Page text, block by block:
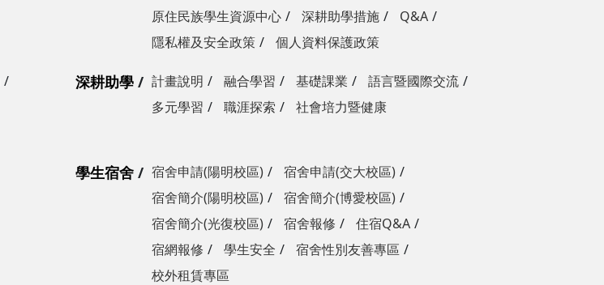
原住民族學生資源中心
深耕助學措施
Q&A
隱私權及安全政策
個人資料保護政策
深耕助學 計畫說明 融合學習 基礎課業
語言暨國際交流
多元學習
職涯探索 社會培力暨健康
學生宿舍 宿舍申請(陽明校區)
宿舍申請(交大校區)
宿舍簡介(陽明校區)
宿舍簡介(博愛校區)
宿舍簡介(光復校區)
宿舍報修
住宿Q&A
宿網報修
學生安全
宿舍性別友善專區
校外租賃專區